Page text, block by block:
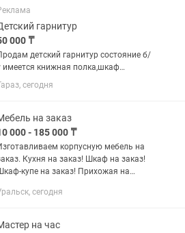
проверенные...
гарнитур
000 ₸
детский гарнитур состояние б/
имеется книжная полка,шкаф
кровать бесплатно, стол.
МОШЕННИКАМ НЕ БЕСПОКОИТЬ!
сегодня
на заказ
000 - 185 000 ₸
корпусную мебель на
Кухня на заказ! Шкаф на заказ!
купе на заказ! Прихожая на
класса до премиум класса! Все
сегодня
на час